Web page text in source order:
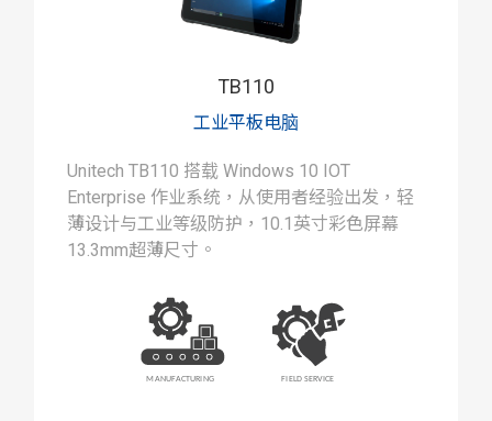
TB110
工业平板电脑
Unitech TB110 搭载 Windows 10 IOT
Enterprise 作业系统，从使用者经验出发，轻
薄设计与工业等级防护，10.1英寸彩色屏幕
13.3mm超薄尺寸。